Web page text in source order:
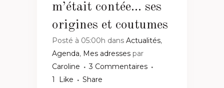
m’était contée… ses
origines et coutumes
Posté à 05:00h dans Actualités,
Agenda, Mes adresses par
Caroline
3 Commentaires
1
Like Share